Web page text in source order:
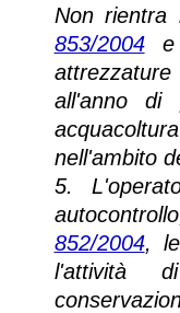
Non rientra
853/2004e
all'anno di
nell'ambito
5.
852/2004,
l'attività di